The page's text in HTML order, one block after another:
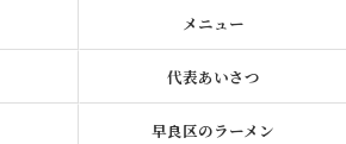
メニュー
代表あいさつ
早良区のラーメン